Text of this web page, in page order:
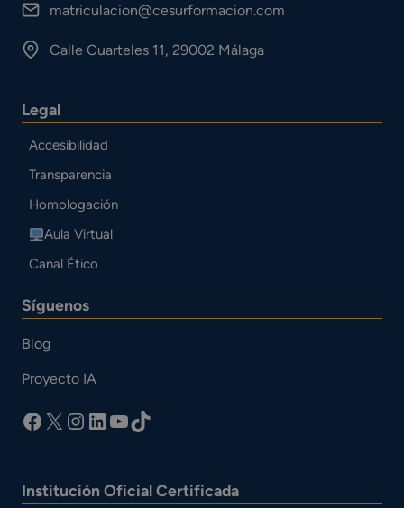
matriculacion@cesurformacion.com
Calle Cuarteles 11, 29002 Málaga
Legal
Accesibilidad
Transparencia
Homologación
Aula Virtual
Canal Ético
Síguenos
Blog
Proyecto IA
facebook
X Instagram
LinkedIn
YouTube
TikTok
Institución Oficial Certificada